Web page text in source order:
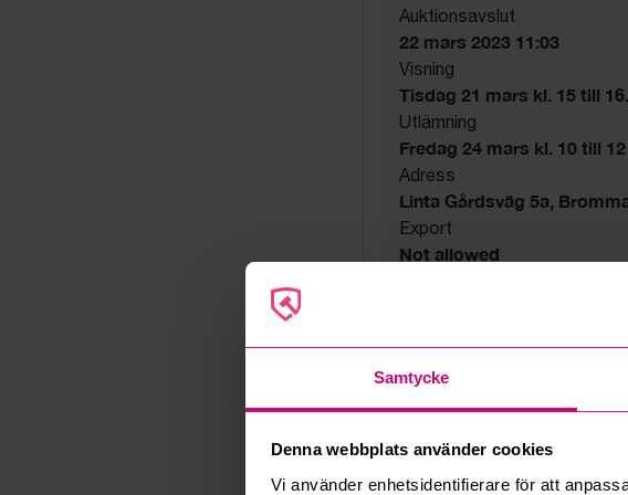
Samtycke
Denna webbplats använder cookies
Vi använder enhetsidentifierare för att
Auktionsavslut
22 mars 2023 11:03
Visning
Tisdag 21 mars kl. 15 till
Utlämning
Fredag 24 mars kl. 10 till 12
Adress
Linta Gårdsväg 5a,
Export
Not allowed